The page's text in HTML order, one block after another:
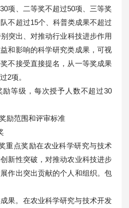
项、二等奖不超过50项、三等奖
不超过15个、科普类成果不超过
突出、对推动行业科技进步作用
和影响的科学研究类成果，可视
不接受直接提名，从一等奖成果
2项。
励等级，每次授予人数不超过30
励范围和评审标准
重点奖励在农业科学研究与技术
新性突破，对推动农业科技进步
作出突出贡献的个人和组织。包
成果。在农业科学研究与技术开发